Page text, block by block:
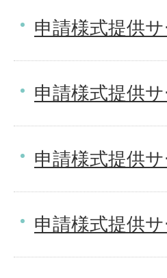
申請様式提供
申請様式提供
申請様式提供
申請様式提供